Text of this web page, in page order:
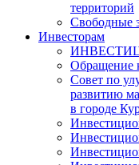
территорий
Свободные
Инвесторам
Обращение
Совет по
развитию
в городе